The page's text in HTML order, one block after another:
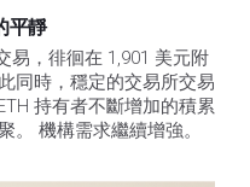
平靜
易，徘徊在 1,901 美元附
同時，穩定的交易所交易
持有者不斷增加的積累
。 機構需求繼續增強。